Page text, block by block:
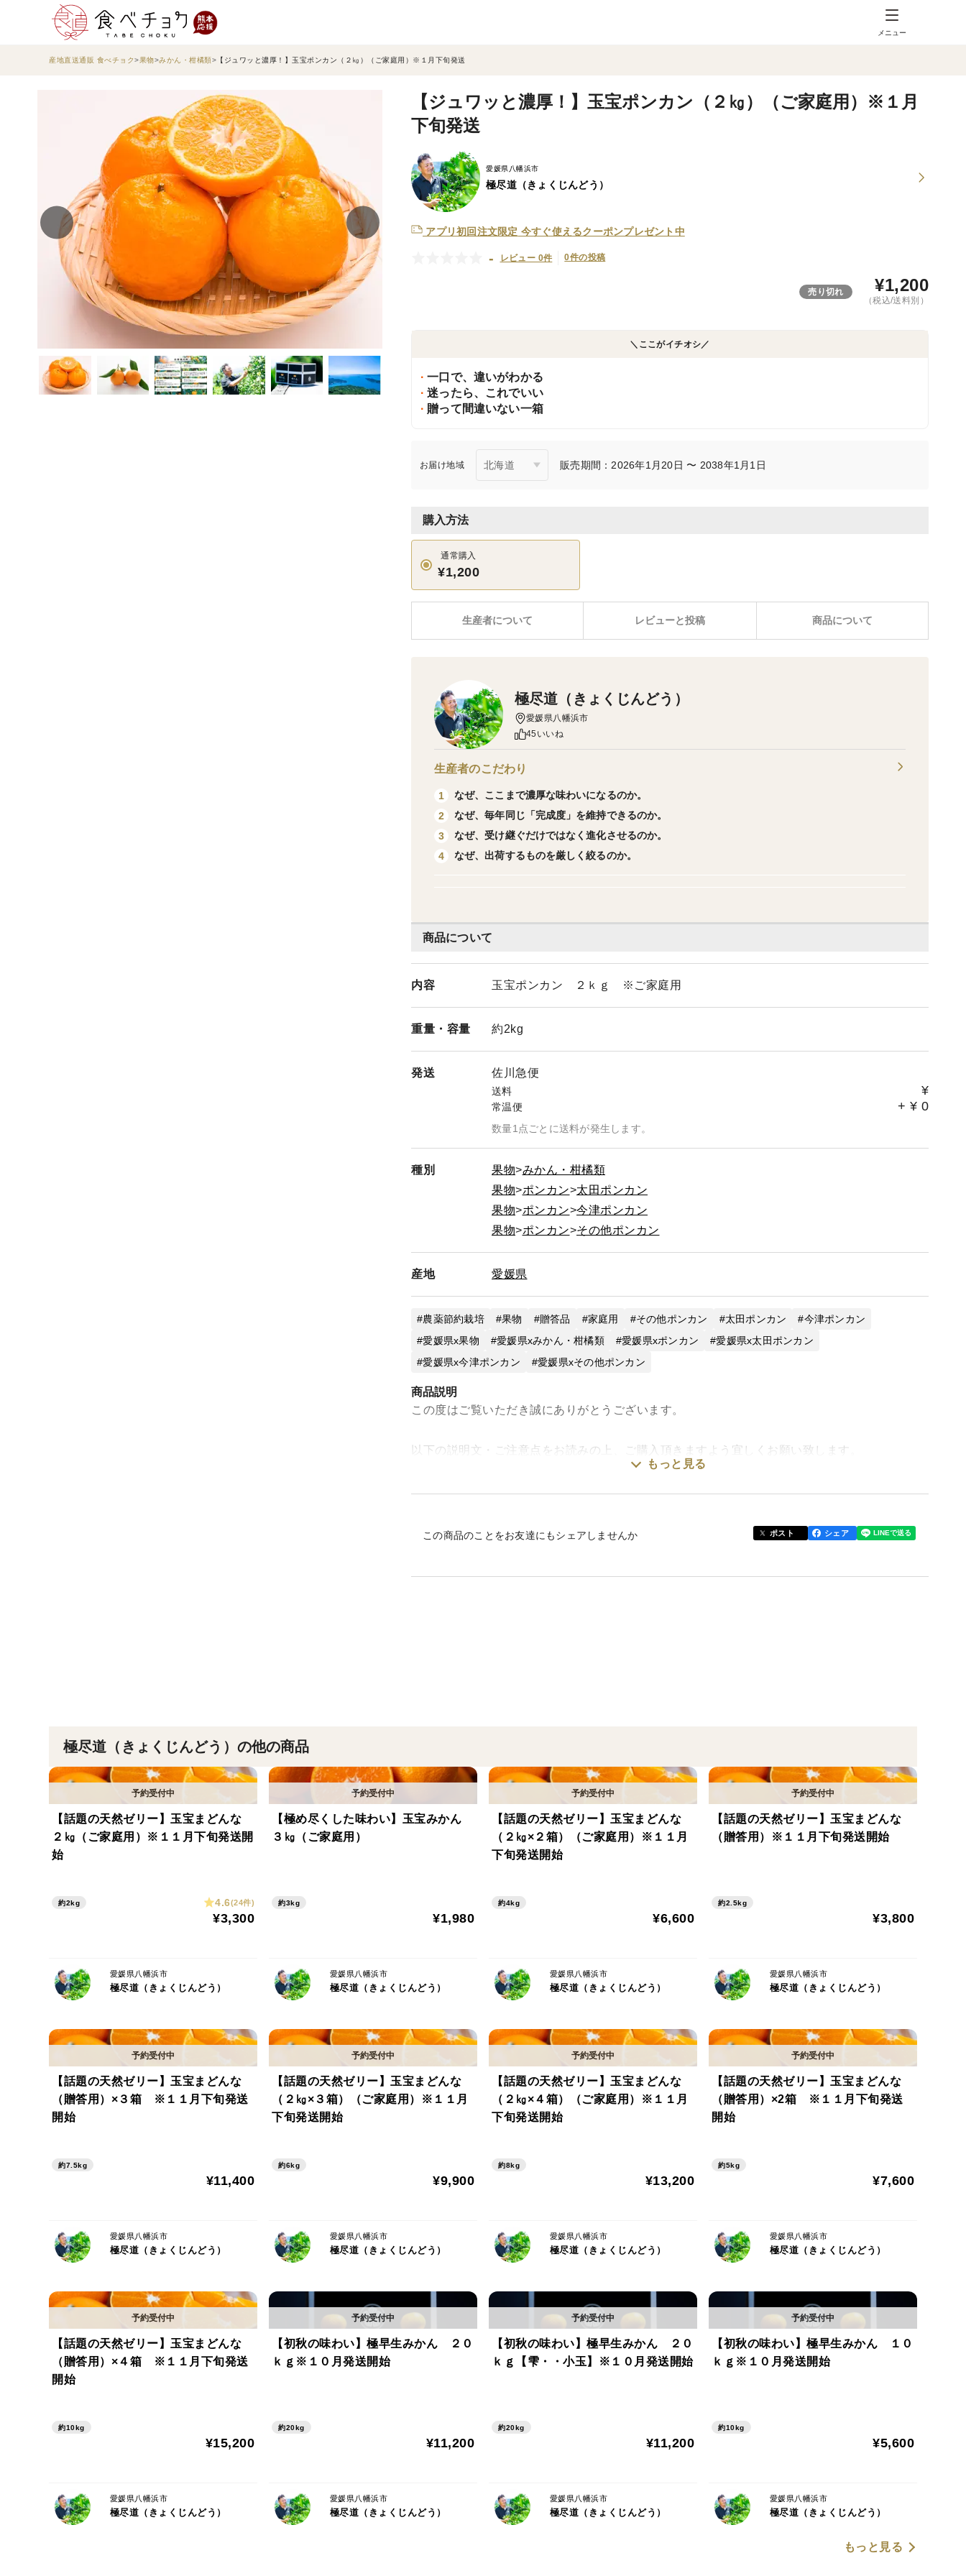
メニュー
産地直送通販 食べチョク 果物 みかん・柑橘類 【ジュワッと濃厚！】玉宝ポンカン（２㎏）（ご家庭用）※１月下旬発送
【ジュワッと濃厚！】玉宝ポンカン（２㎏）（ご家庭用）※１月
下旬発送
愛媛県八幡浜市
極尽道（きょくじんどう）
アプリ初回注文限定 今すぐ使えるクーポンプレゼント中
- レビュー 0件 0件の投稿
売り切れ ¥1,200
（税込/送料別）
＼ここがイチオシ／
一口で、違いがわかる
迷ったら、これでいい
贈って間違いない一箱
お届け地域 販売期間：2026年1月20日 〜 2038年1月1日
購入方法
通常購入
¥1,200
レビューと投稿 商品について
生産者について
商品について
内容 玉宝ポンカン ２ｋｇ ※ご家庭用
重量・ 容量 約2kg
発送 佐川急便
送料 ¥
常温便 + ¥ 0
数量1点ごとに送料が発生します。
種別 果物
みかん・柑橘類
果物
ポンカン
太田ポンカン
果物
ポンカン
今津ポンカン
果物
ポンカン その他ポンカン
産地 愛媛県
農薬節約栽培 果物 贈答品 家庭用 その他ポンカン 太田ポンカン
今津ポンカン
愛媛県x果物
愛媛県xみかん・柑橘類 愛媛県xポンカン
愛媛県x太田ポンカン
愛媛県x今津ポンカン
愛媛県xその他ポンカン
商品説明
この度はご覧いただき誠にありがとうございます。
以下の説明文・ご注意点をお読みの上、ご購入頂きますよう宜しくお願い致します。
★濃厚な甘い香りに、柔らかい果肉で食べやすく、みかんより強い味わいがあります。
どうか宜しくお願い致します。
もっと見る
この商品のことをお友達にもシェアしませんか ポスト シェア
極尽道（きょくじんどう）
愛媛県八幡浜市
45いいね
生産者のこだわり
1
なぜ、ここまで濃厚な味わいになるのか。
2
なぜ、毎年同じ「完成度」を維持できるのか。
3
なぜ、受け継ぐだけではなく進化させるのか。
4
なぜ、出荷するものを厳しく絞るのか。
極尽道（きょくじんどう）の他の商品
【話題の天然ゼリー】玉宝まどんな
２㎏（ご家庭用）※１１月下旬発送開
始
約2kg 4.6(24件)
¥3,300
愛媛県八幡浜市
極尽道（きょくじんどう）
【極め尽くした味わい】玉宝みかん
３㎏（ご家庭用）
約3kg
¥1,980
愛媛県八幡浜市
極尽道（きょくじんどう）
【話題の天然ゼリー】玉宝まどんな
（２㎏×２箱）（ご家庭用）※１１月
下旬発送開始
約4kg
¥6,600
愛媛県八幡浜市
極尽道（きょくじんどう）
【話題の天然ゼリー】玉宝まどんな
（贈答用）※１１月下旬発送開始
約2.5kg
¥3,800
愛媛県八幡浜市
極尽道（きょくじんどう）
【話題の天然ゼリー】玉宝まどんな
（贈答用）×３箱 ※１１月下旬発送
開始
約7.5kg
¥11,400
愛媛県八幡浜市
極尽道（きょくじんどう）
【話題の天然ゼリー】玉宝まどんな
（２㎏×３箱）（ご家庭用）※１１月
下旬発送開始
約6kg
¥9,900
愛媛県八幡浜市
極尽道（きょくじんどう）
【話題の天然ゼリー】玉宝まどんな
（２㎏×４箱）（ご家庭用）※１１月
下旬発送開始
約8kg
¥13,200
愛媛県八幡浜市
極尽道（きょくじんどう）
【話題の天然ゼリー】玉宝まどんな
（贈答用）×2箱 ※１１月下旬発送
開始
約5kg
¥7,600
愛媛県八幡浜市
極尽道（きょくじんどう）
【話題の天然ゼリー】玉宝まどんな
（贈答用）×４箱 ※１１月下旬発送
開始
約10kg
¥15,200
愛媛県八幡浜市
極尽道（きょくじんどう）
【初秋の味わい】極早生みかん ２０
ｋｇ※１０月発送開始
約20kg
¥11,200
愛媛県八幡浜市
極尽道（きょくじんどう）
【初秋の味わい】極早生みかん ２０
ｋｇ【雫・・小玉】※１０月発送開始
約20kg
¥11,200
愛媛県八幡浜市
極尽道（きょくじんどう）
【初秋の味わい】極早生みかん １０
ｋｇ※１０月発送開始
約10kg
¥5,600
愛媛県八幡浜市
極尽道（きょくじんどう）
もっと見る